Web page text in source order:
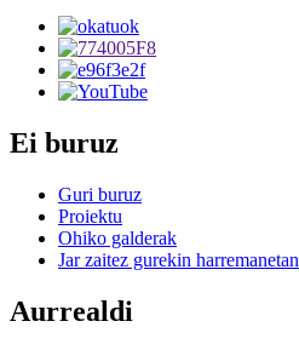
Ei buruz
Guri buruz
Proiektu
Ohiko galderak
Jar zaitez gurekin harremanetan
Aurrealdi